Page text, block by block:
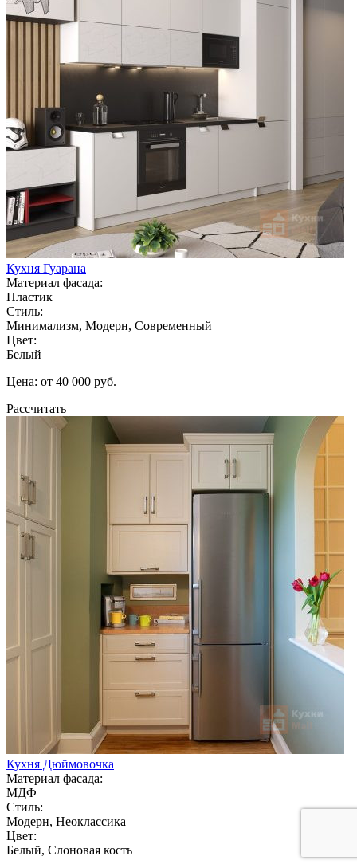
Кухня Гуарана
Материал фасада:
Пластик
Стиль:
Минимализм, Модерн, Современный
Цвет:
Белый
Цена: от 40 000 руб.
Рассчитать
Кухня Дюймовочка
Материал фасада:
МДФ
Стиль:
Модерн, Неоклассика
Цвет:
Белый, Слоновая кость